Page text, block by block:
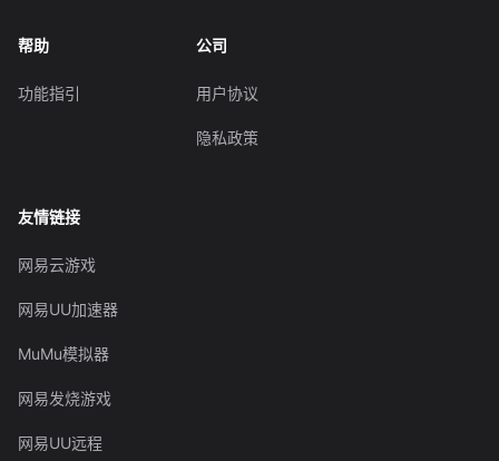
帮助
功能指引
公司
用户协议
隐私政策
友情链接
网易云游戏
网易UU加速器
MuMu模拟器
网易发烧游戏
网易UU远程